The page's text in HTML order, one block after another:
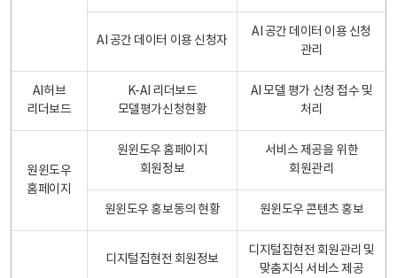
AI 공간 데이터 이용 신청자
AI 공간 데이터 이용 신청
관리
AI허브
리더보드
K-AI 리더보드
모델평가신청현황
AI 모델 평가 신청 접수 및
처리
원윈도우
홈페이지
원윈도우 홈페이지
회원정보
서비스 제공을 위한
회원관리
원윈도우 홍보동의 현황 원윈도우 콘텐츠 홍보
디지털집현전 회원정보
디지털집현전 회원관리 및
맞춤지식 서비스 제공